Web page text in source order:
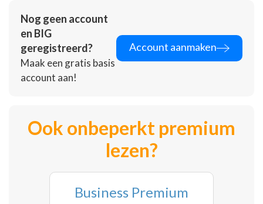
Nog geen account
en BIG
geregistreerd?
Maak een gratis basis
account aan!
Account aanmaken
Ook onbeperkt premium
lezen?
Business Premium